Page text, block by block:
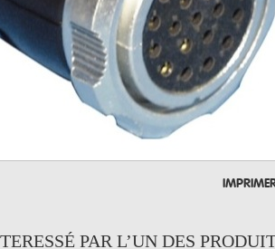
PAR L’UN DES